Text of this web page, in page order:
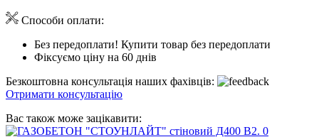
Способи оплати:
Без передоплати! Купити товар без передоплати
Фіксуємо ціну на 60 днів
Безкоштовна консультація наших фахівців:
Отримати консультацію
Вас також може зацікавити: